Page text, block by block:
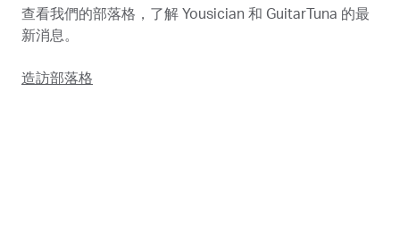
查看我們的部落格，了解 Yousician 和 GuitarTuna 的最
新消息。
造訪部落格